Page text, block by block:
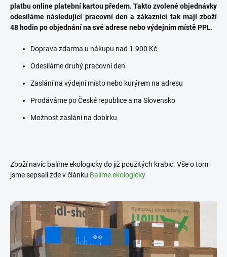
platbu online platební kartou předem. Takto zvolené objednávky
odesíláme následující pracovní den a zákazníci tak mají zboží
48 hodin po objednání na své adrese nebo výdejním místě PPL.
Doprava zdarma u nákupu nad 1.900 Kč
Odesíláme druhý pracovní den
Zaslání na výdejní místo nebo kurýrem na adresu
Prodáváme po České republice a na Slovensko
Možnost zaslání na dobírku
Zboží navíc balíme ekologicky do již použitých krabic. Vše o tom
jsme sepsali zde v článku Balíme ekologicky